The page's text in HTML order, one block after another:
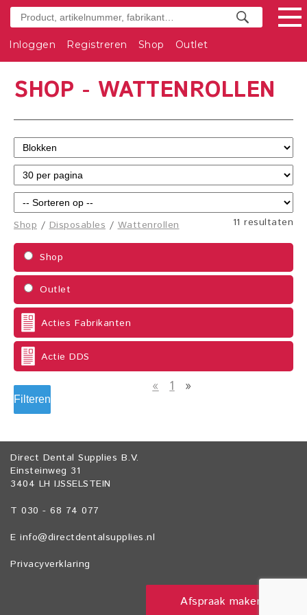
Inloggen Registreren Shop Outlet
SHOP - WATTENROLLEN
11 resultaten
Shop /Disposables /Wattenrollen
Shop
Outlet
Acties Fabrikanten
Actie DDS
Filteren
« 1 »
Direct Dental Supplies B.V.
Einsteinweg 31
3404 LH IJSSELSTEIN
T 030 - 68 74 077
E info@directdentalsupplies.nl
Privacyverklaring
Afspraak maken